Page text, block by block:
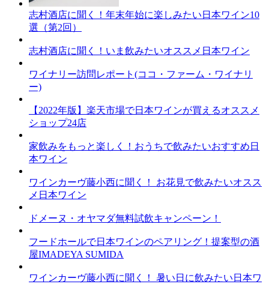
志村酒店に聞く！年末年始に楽しみたい日本ワイン10
選（第2回）
志村酒店に聞く！いま飲みたいオススメ日本ワイン
ワイナリー訪問レポート(ココ・ファーム・ワイナリ
ー)
【2022年版】楽天市場で日本ワインが買えるオススメ
ショップ24店
家飲みをもっと楽しく！おうちで飲みたいおすすめ日
本ワイン
ワインカーヴ藤小西に聞く！ お花見で飲みたいオスス
メ日本ワイン
ドメーヌ・オヤマダ無料試飲キャンペーン！
フードホールで日本ワインのペアリング！提案型の酒
屋IMADEYA SUMIDA
ワインカーヴ藤小西に聞く！ 暑い日に飲みたい日本ワ